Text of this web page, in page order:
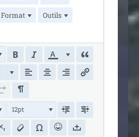
Format
Outils
12pt